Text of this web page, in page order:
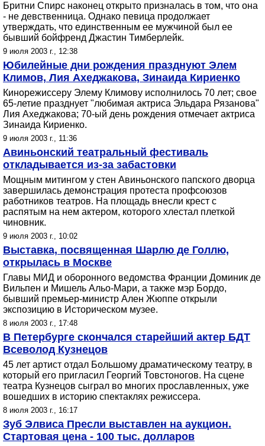
Бритни Спирс наконец открыто призналась в том, что она
- не девственница. Однако певица продолжает
утверждать, что единственным ее мужчиной был ее
бывший бойфренд Джастин Тимберлейк.
9 июля 2003 г., 12:38
Юбилейные дни рождения празднуют Элем
Климов, Лия Ахеджакова, Зинаида Кириенко
Кинорежиссеру Элему Климову исполнилось 70 лет; свое
65-летие празднует "любимая актриса Эльдара Рязанова"
Лия Ахеджакова; 70-ый день рождения отмечает актриса
Зинаида Кириенко.
9 июля 2003 г., 11:36
Авиньонский театральный фестиваль
откладывается из-за забастовки
Мощным митингом у стен Авиньонского папского дворца
завершилась демонстрация протеста профсоюзов
работников театров. На площадь внесли крест с
распятым на нем актером, которого хлестал плеткой
чиновник.
9 июля 2003 г., 10:02
Выставка, посвященная Шарлю де Голлю,
открылась в Москве
Главы МИД и оборонного ведомства Франции Доминик де
Вильпен и Мишель Альо-Мари, а также мэр Бордо,
бывший премьер-министр Ален Жюппе открыли
экспозицию в Историческом музее.
8 июля 2003 г., 17:48
В Петербурге скончался старейший актер БДТ
Всеволод Кузнецов
45 лет артист отдал Большому драматическому театру, в
который его пригласил Георгий Товстоногов. На сцене
театра Кузнецов сыграл во многих прославленных, уже
вошедших в историю спектаклях режиссера.
8 июля 2003 г., 16:17
Зуб Элвиса Пресли выставлен на аукцион.
Стартовая цена - 100 тыс. долларов